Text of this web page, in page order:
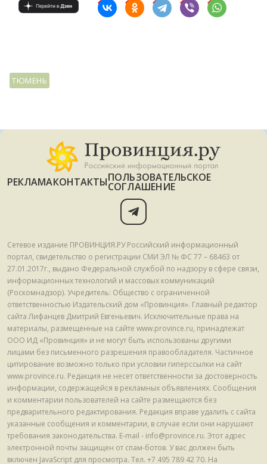
Н
Т
Я
ТЮМЕНЬ
РЕКЛАМАКОНТАКТЫПОЛЬЗОВАТЕЛЬСКОЕ
СОГЛАШЕНИЕ
Сетевое издание ПРОВИНЦИЯ.РУ Российский информационный
портал, свидетельство о регистрации СМИ ЭЛ № ФС 77 – 68463 от
27.01.2017г., выдано Федеральной службой по надзору в сфере связи,
информационных технологий и массовых коммуникаций
(Роскомнадзор). Учредитель: Общество с ограниченной
ответственностью Издательский дом «Провинция». Главный редактор
сайта Лифанцев Дмитрий Евгеньевич. Исключительные права на
материалы, размещенные на сайте www.province.ru, принадлежат
ООО ИД «Провинция» и не могут быть использованы другими
лицами без письменного разрешения правообладателя. Частичное
цитирование возможно только при условии гиперссылки на сайт
www.province.ru. Редакция не несет ответственности за достоверность
информации, содержащейся в рекламных объявлениях. Сообщения
и комментарии пользователей на сайте размещаются без
предварительного редактирования. Редакция вправе удалить с сайта
указанные сообщения и комментарии, в случае если они нарушают
требования законодательства. E-mail - info@province.ru. Этот адрес
электронной почты защищен от спам-ботов. У вас должен быть
включен JavaScript для просмотра. Tел. +7 495 789 42 70. На